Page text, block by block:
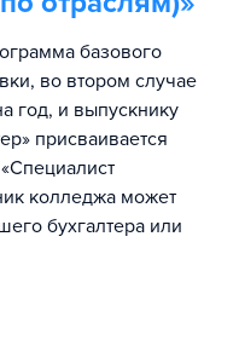
базового
во втором случае
год, и выпускнику
присваивается
колледжа может
бухгалтера или